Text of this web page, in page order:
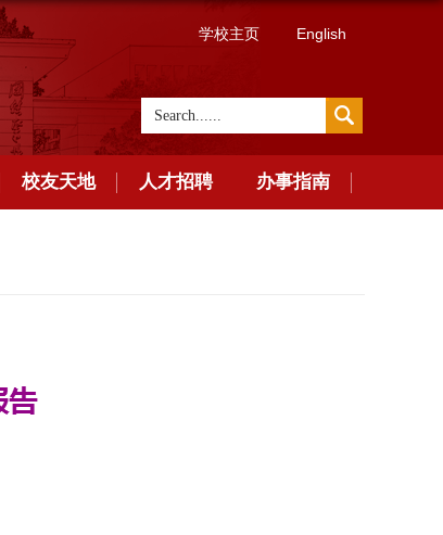
学校主页 English
校友天地 人才招聘 办事指南